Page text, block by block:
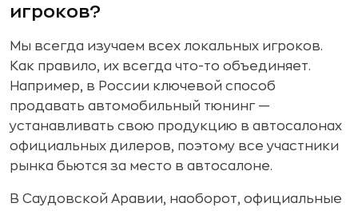
игроков?
Мы всегда изучаем всех локальных игроков.
Как правило, их всегда что-то объединяет.
Например, в России ключевой способ
продавать автомобильный тюнинг —
устанавливать свою продукцию в автосалонах
официальных дилеров, поэтому все участники
рынка бьются за место в автосалоне.
В Саудовской Аравии, наоборот, официальные